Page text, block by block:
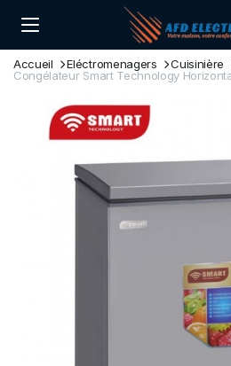
Accueil Eléctromenagers
Cuisinière
Congélateur Smart Technology